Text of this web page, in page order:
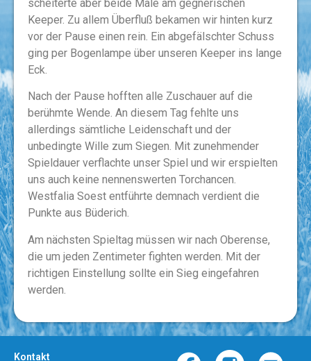
scheiterte aber beide Male am gegnerischen
Keeper. Zu allem Überfluß bekamen wir hinten kurz
vor der Pause einen rein. Ein abgefälschter Schuss
ging per Bogenlampe über unseren Keeper ins lange
Eck.
Nach der Pause hofften alle Zuschauer auf die
berühmte Wende. An diesem Tag fehlte uns
allerdings sämtliche Leidenschaft und der
unbedingte Wille zum Siegen. Mit zunehmender
Spieldauer verflachte unser Spiel und wir erspielten
uns auch keine nennenswerten Torchancen.
Westfalia Soest entführte demnach verdient die
Punkte aus Büderich.
Am nächsten Spieltag müssen wir nach Oberense,
die um jeden Zentimeter fighten werden. Mit der
richtigen Einstellung sollte ein Sieg eingefahren
werden.
Kontakt